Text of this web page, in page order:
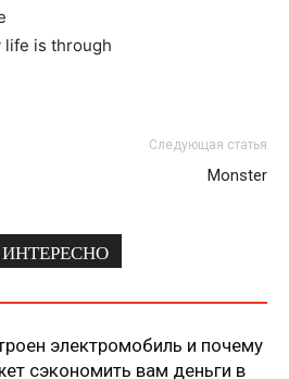
life is through
Следующая статья
Monster
электромобиль и почему
сэкономить вам деньги в